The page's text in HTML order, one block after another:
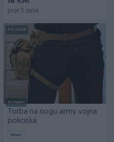
prije 3 dana
PIK SHOP
Dostupno
Torba na nogu army vojna
policiska
Novo